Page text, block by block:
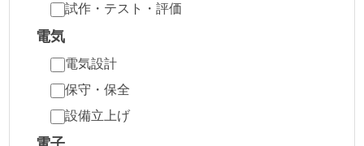
試作・テスト・評価
電気
電気設計
保守・保全
設備立上げ